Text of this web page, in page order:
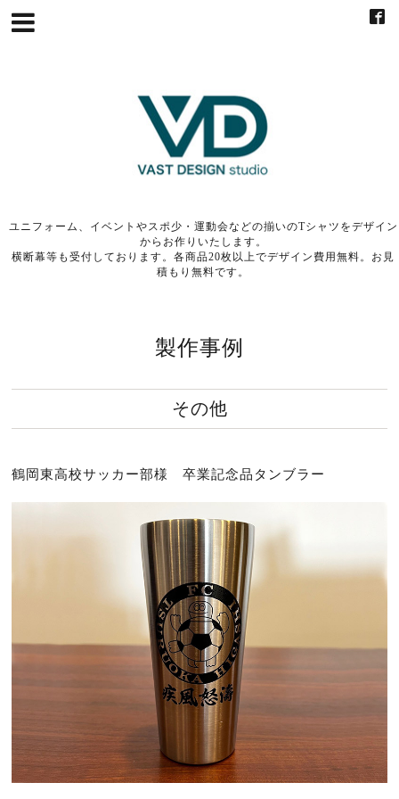
ユニフォーム、イベントやスポ少・運動会などの揃いのTシャツをデザイン
からお作りいたします。
横断幕等も受付しております。各商品20枚以上でデザイン費用無料。お見
積もり無料です。
製作事例
その他
鶴岡東高校サッカー部様 卒業記念品タンブラー